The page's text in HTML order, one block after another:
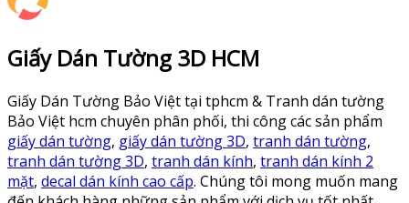
Giấy Dán Tường 3D HCM
Giấy Dán Tường Bảo Việt tại tphcm & Tranh dán tường
Bảo Việt hcm chuyên phân phối, thi công các sản phẩm
giấy dán tường, giấy dán tường 3D, tranh dán tường,
tranh dán tường 3D, tranh dán kính, tranh dán kính 2
mặt, decal dán kính cao cấp. Chúng tôi mong muốn mang